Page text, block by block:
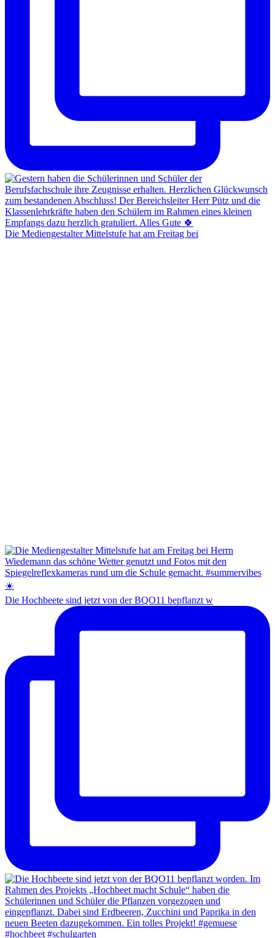
Die Mediengestalter Mittelstufe hat am Freitag bei
Die Hochbeete sind jetzt von der BQO11 bepflanzt w